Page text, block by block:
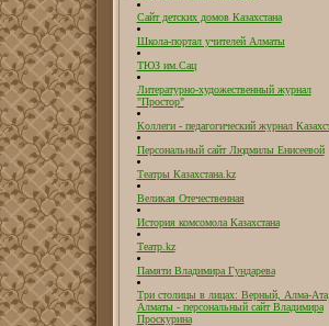
Сайт детских домов Казахстана
Школа-портал учителей Алматы
ТЮЗ им.Сац
Литературно-художественный журнал
"Простор"
Коллеги - педагогический журнал
Персональный сайт Людмилы Енисеевой
Театры Казахстана.kz
Великая Отечественная
История комсомола Казахстана
Театр.kz
Памяти Владимира Гундарева
Три столицы в лицах: Верный, Алма-Ата,
Алматы - персональный сайт Владимира
Проскурина